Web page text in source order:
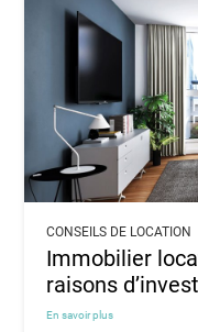
CONSEILS DE LOCATION
Immobilier
raisons
En savoir plus